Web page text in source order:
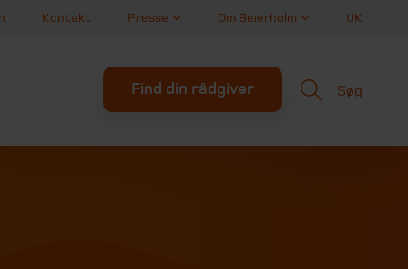
Kontakt Presse Om Beierholm UK
Find din rådgiver Søg